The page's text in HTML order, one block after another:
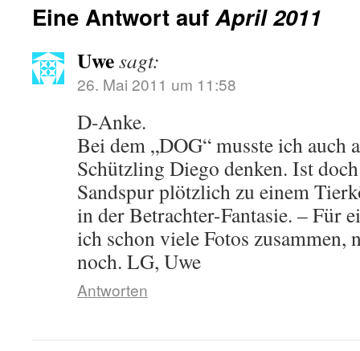
Eine Antwort aufApril 2011
Uwesagt:
26. Mai 2011 um 11:58
D-Anke.
Bei dem „DOG“ musste ich auch
Schützling Diego denken. Ist
Sandspur plötzlich zu einem
in der Betrachter-Fantasie. – Für
ich schon viele Fotos zusammen,
noch. LG, Uwe
Antworten